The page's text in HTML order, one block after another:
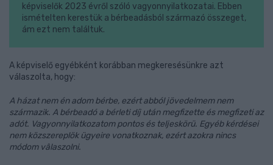
képviselők 2023 évről szóló vagyonnyilatkozatai. Ebben
ismételten kerestük a bérbeadásból származó összeget,
ám ezt nem találtuk.
A képviselő egyébként korábban megkeresésünkre azt
válaszolta, hogy:
A házat nem én adom bérbe, ezért abból jövedelmem nem
származik. A bérbeadó a bérleti díj után megfizette és megfizeti az
adót. Vagyonnyilatkozatom pontos és teljeskörü. Egyéb kérdései
nem közszereplök ügyeire vonatkoznak, ezért azokra nincs
módom vâlaszolni.